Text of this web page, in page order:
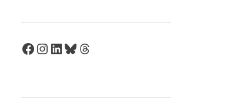
Facebook
Instagram
LinkedIn
Bluesky
Threads